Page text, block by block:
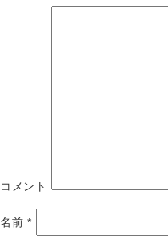
コメント
名前*